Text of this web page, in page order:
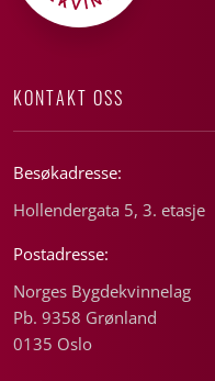
KONTAKT OSS
Besøkadresse:
Hollendergata 5, 3. etasje
Postadresse:
Norges Bygdekvinnelag
Pb. 9358 Grønland
0135 Oslo